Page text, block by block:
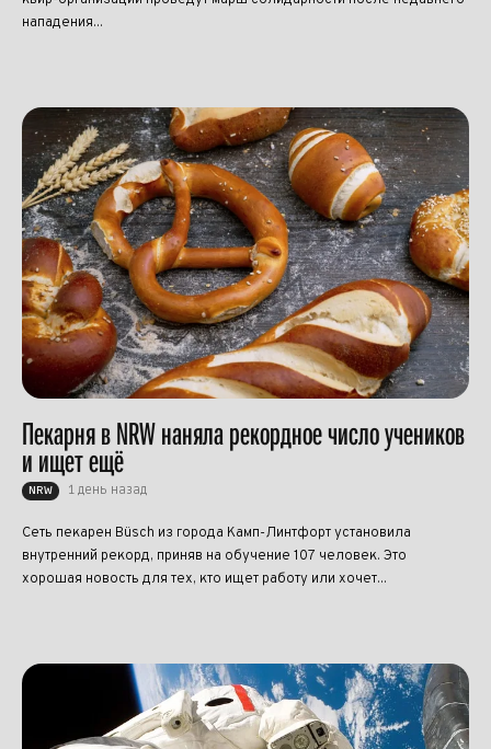
нападения...
Пекарня в NRW наняла рекордное число учеников
и ищет ещё
NRW 1 день назад
Сеть пекарен Büsch из города Камп-Линтфорт установила
внутренний рекорд, приняв на обучение 107 человек. Это
хорошая новость для тех, кто ищет работу или хочет...